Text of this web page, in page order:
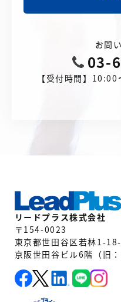
お問
03-
【受付時間】
リードプラス株式会社
〒154-0023
東京都世田谷区若林1-
京阪世田谷ビル6階（旧：